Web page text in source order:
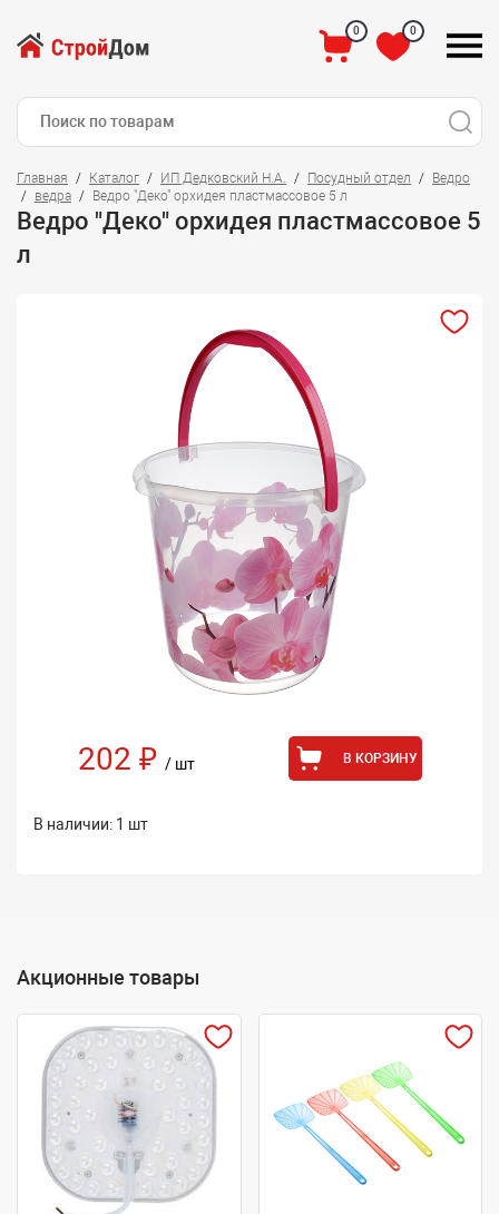
0 0
Главная Каталог ИП Дедковский Н.А. Посудный отдел
Ведро
ведра
Ведро "Деко" орхидея пластмассовое 5 л
Ведро "Деко" орхидея пластмассовое 5
л
202 ₽ / шт В КОРЗИНУ
В наличии: 1 шт
Акционные товары